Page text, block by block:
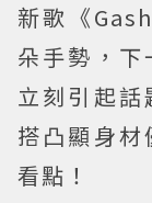
新歌《
朵手勢，
立刻引起
搭凸顯身
看點！